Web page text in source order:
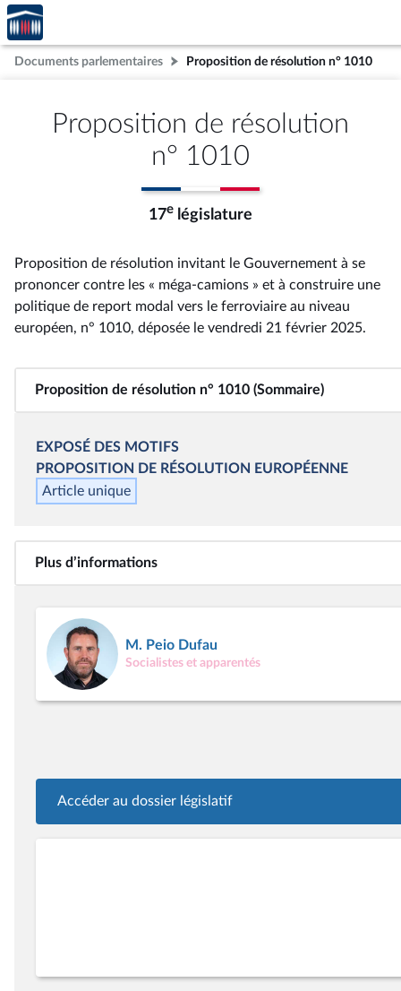
Aller au contenu
Aller en bas de la page
Accèder
à la
page
d'accueil
Documents parlementaires Proposition de résolution n° 1010
Proposition de résolution
n° 1010
17e législature
Proposition de résolution invitant le Gouvernement à se
prononcer contre les « méga-camions » et à construire une
politique de report modal vers le ferroviaire au niveau
européen, n° 1010, déposée le vendredi 21 février 2025.
Proposition de résolution n° 1010 (Sommaire)
EXPOSÉ DES MOTIFS
PROPOSITION DE RÉSOLUTION EUROPÉENNE
Article unique
Plus d’informations
M. Peio Dufau
Socialistes et apparentés
Accéder au dossier législatif